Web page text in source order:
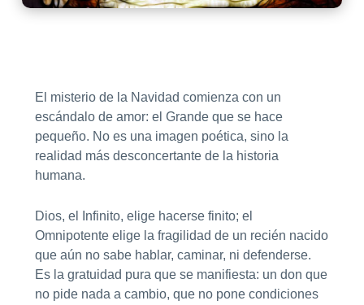
El misterio de la Navidad comienza con un
escándalo de amor: el Grande que se hace
pequeño. No es una imagen poética, sino la
realidad más desconcertante de la historia
humana.
Dios, el Infinito, elige hacerse finito; el
Omnipotente elige la fragilidad de un recién nacido
que aún no sabe hablar, caminar, ni defenderse.
Es la gratuidad pura que se manifiesta: un don que
no pide nada a cambio, que no pone condiciones